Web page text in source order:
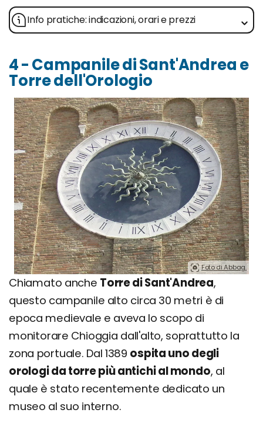
Info pratiche: indicazioni, orari e prezzi
4 - Campanile di Sant'Andrea e
Torre dell'Orologio
Foto di Abbag.
Chiamato anche Torre di Sant'Andrea,
questo campanile alto circa 30 metri è di
epoca medievale e aveva lo scopo di
monitorare Chioggia dall'alto, soprattutto la
zona portuale. Dal 1389 ospita uno degli
orologi da torre più antichi al mondo, al
quale è stato recentemente dedicato un
museo al suo interno.